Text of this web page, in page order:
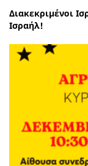
Διακεκριμένοι
Ισραήλ!